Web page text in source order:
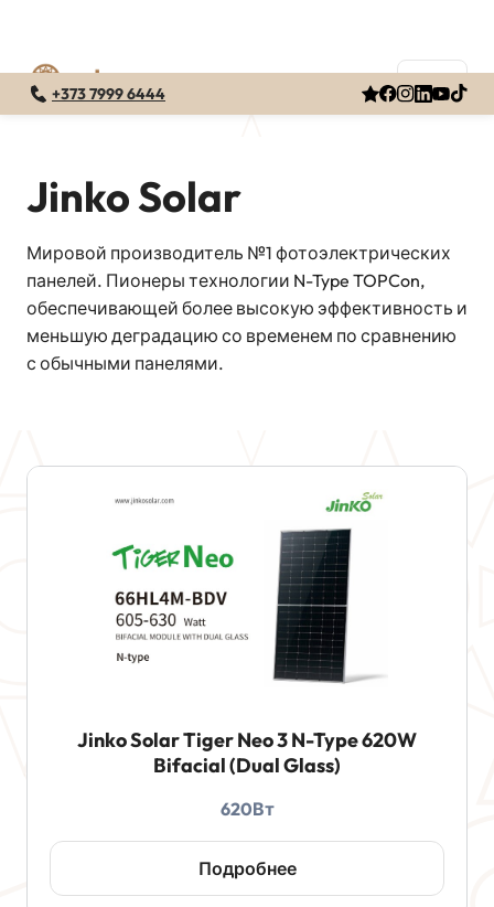
содержимому
+373 7999 6444
Jinko Solar
Мировой производитель №1 фотоэлектрических
панелей. Пионеры технологии N-Type TOPCon,
обеспечивающей более высокую эффективность и
меньшую деградацию со временем по сравнению
с обычными панелями.
Jinko Solar Tiger Neo 3 N-Type 620W
Bifacial (Dual Glass)
620Вт
Подробнее